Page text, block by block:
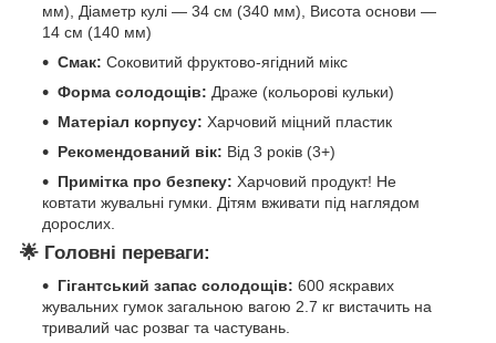
мм), Діаметр кулі — 34 см (340 мм), Висота основи —
14 см (140 мм)
Смак: Соковитий фруктово-ягідний мікс
Форма солодощів: Драже (кольорові кульки)
Матеріал корпусу: Харчовий міцний пластик
Рекомендований вік: Від 3 років (3+)
Примітка про безпеку: Харчовий продукт! Не
ковтати жувальні гумки. Дітям вживати під наглядом
дорослих.
🌟 Головні переваги:
Гігантський запас солодощів: 600 яскравих
жувальних гумок загальною вагою 2.7 кг вистачить на
тривалий час розваг та частувань.